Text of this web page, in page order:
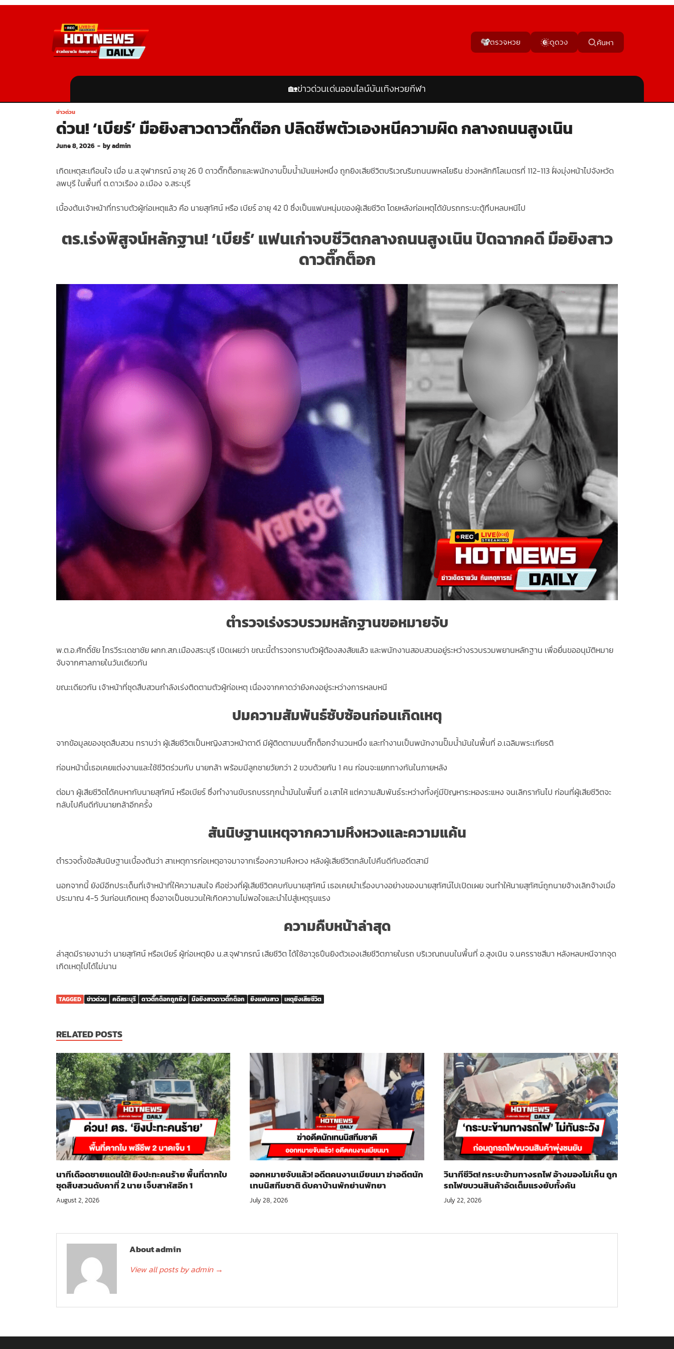
ตรวจหวย ดูดวง ค้นหา
🏡ข่าวด่วนเด่นออนไลน์บันเทิงหวยกีฬา
ข่าวด่วน
ด่วน! ‘เบียร์’ มือยิงสาวดาวติ๊กต๊อก ปลิดชีพตัวเองหนีความผิด กลางถนนสูงเนิน
June 8, 2026 - byadmin
เกิดเหตุสะเทือนใจ เมื่อ น.ส.จุฬาภรณ์ อายุ 26 ปี ดาวติ๊กต็อกและพนักงานปั๊มน้ำมันแห่งหนึ่ง ถูกยิงเสียชีวิตบริเวณริมถนนพหลโยธิน ช่วงหลักกิโลเมตรที่ 112-113 ฝั่งมุ่งหน้าไปจังหวัด
ลพบุรี ในพื้นที่ ต.ดาวเรือง อ.เมือง จ.สระบุรี
เบื้องต้นเจ้าหน้าที่ทราบตัวผู้ก่อเหตุแล้ว คือ นายสุทัศน์ หรือ เบียร์ อายุ 42 ปี ซึ่งเป็นแฟนหนุ่มของผู้เสียชีวิต โดยหลังก่อเหตุได้ขับรถกระบะตู้ทึบหลบหนีไป
ตร.เร่งพิสูจน์หลักฐาน! ‘เบียร์’ แฟนเก่าจบชีวิตกลางถนนสูงเนิน ปิดฉากคดี มือยิงสาว
ดาวติ๊กต็อก
ตำรวจเร่งรวบรวมหลักฐานขอหมายจับ
พ.ต.อ.ศักดิ์ชัย ไกรวีระเดชาชัย ผกก.สภ.เมืองสระบุรี เปิดเผยว่า ขณะนี้ตำรวจทราบตัวผู้ต้องสงสัยแล้ว และพนักงานสอบสวนอยู่ระหว่างรวบรวมพยานหลักฐาน เพื่อยื่นขออนุมัติหมาย
จับจากศาลภายในวันเดียวกัน
ขณะเดียวกัน เจ้าหน้าที่ชุดสืบสวนกำลังเร่งติดตามตัวผู้ก่อเหตุ เนื่องจากคาดว่ายังคงอยู่ระหว่างการหลบหนี
ปมความสัมพันธ์ซับซ้อนก่อนเกิดเหตุ
จากข้อมูลของชุดสืบสวน ทราบว่า ผู้เสียชีวิตเป็นหญิงสาวหน้าตาดี มีผู้ติดตามบนติ๊กต็อกจำนวนหนึ่ง และทำงานเป็นพนักงานปั๊มน้ำมันในพื้นที่ อ.เฉลิมพระเกียรติ
ก่อนหน้านี้เธอเคยแต่งงานและใช้ชีวิตร่วมกับ นายกล้า พร้อมมีลูกชายวัยกว่า 2 ขวบด้วยกัน 1 คน ก่อนจะแยกทางกันในภายหลัง
ต่อมา ผู้เสียชีวิตได้คบหากับนายสุทัศน์ หรือเบียร์ ซึ่งทำงานขับรถบรรทุกน้ำมันในพื้นที่ อ.เสาไห้ แต่ความสัมพันธ์ระหว่างทั้งคู่มีปัญหาระหองระแหง จนเลิกรากันไป ก่อนที่ผู้เสียชีวิตจะ
กลับไปคืนดีกับนายกล้าอีกครั้ง
สันนิษฐานเหตุจากความหึงหวงและความแค้น
ตำรวจตั้งข้อสันนิษฐานเบื้องต้นว่า สาเหตุการก่อเหตุอาจมาจากเรื่องความหึงหวง หลังผู้เสียชีวิตกลับไปคืนดีกับอดีตสามี
นอกจากนี้ ยังมีอีกประเด็นที่เจ้าหน้าที่ให้ความสนใจ คือช่วงที่ผู้เสียชีวิตคบกับนายสุทัศน์ เธอเคยนำเรื่องบางอย่างของนายสุทัศน์ไปเปิดเผย จนทำให้นายสุทัศน์ถูกนายจ้างเลิกจ้างเมื่อ
ประมาณ 4-5 วันก่อนเกิดเหตุ ซึ่งอาจเป็นชนวนให้เกิดความไม่พอใจและนำไปสู่เหตุรุนแรง
ความคืบหน้าล่าสุด
ล่าสุดมีรายงานว่า นายสุทัศน์ หรือเบียร์ ผู้ก่อเหตุยิง น.ส.จุฬาภรณ์ เสียชีวิต ได้ใช้อาวุธปืนยิงตัวเองเสียชีวิตภายในรถ บริเวณถนนในพื้นที่ อ.สูงเนิน จ.นครราชสีมา หลังหลบหนีจากจุด
เกิดเหตุไปได้ไม่นาน
TAGGED ข่าวด่วน คดีสระบุรี ดาวติ๊กต็อกถูกยิง มือยิงสาวดาวติ๊กต็อก ยิงแฟนสาว เหตุยิงเสียชีวิต
RELATED POSTS
นาทีเดือดชายแดนใต้! ยิงปะทะคนร้าย พื้นที่ตากใบ
ชุดสืบสวนดับคาที่ 2 นาย เจ็บสาหัสอีก 1
August 2, 2026
ออกหมายจับแล้ว! อดีตคนงานเมียนมา ฆ่าอดีตนัก
เทนนิสทีมชาติ ดับคาบ้านพักย่านพัทยา
July 28, 2026
วินาทีชีวิต! กระบะข้ามทางรถไฟ อ้างมองไม่เห็น ถูก
รถไฟขบวนสินค้าอัดเต็มแรงยับทั้งคัน
July 22, 2026
About admin
View all posts by admin →